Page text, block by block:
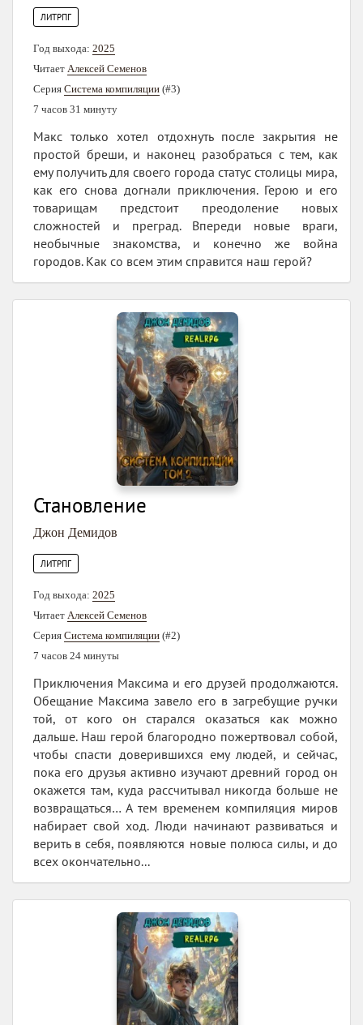
ЛИТРПГ
Год выхода: 2025
Читает Алексей Семенов
Серия Система компиляции (#3)
7 часов 31 минуту
Макс только хотел отдохнуть после закрытия не
простой бреши, и наконец разобраться с тем, как
ему получить для своего города статус столицы мира,
как его снова догнали приключения. Герою и его
товарищам предстоит преодоление новых
сложностей и преград. Впереди новые враги,
необычные знакомства, и конечно же война
городов. Как со всем этим справится наш герой?
Становление
Джон Демидов
ЛИТРПГ
Год выхода: 2025
Читает Алексей Семенов
Серия Система компиляции (#2)
7 часов 24 минуты
Приключения Максима и его друзей продолжаются.
Обещание Максима завело его в загребущие ручки
той, от кого он старался оказаться как можно
дальше. Наш герой благородно пожертвовал собой,
чтобы спасти доверившихся ему людей, и сейчас,
пока его друзья активно изучают древний город он
окажется там, куда рассчитывал никогда больше не
возвращаться… А тем временем компиляция миров
набирает свой ход. Люди начинают развиваться и
верить в себя, появляются новые полюса силы, и до
всех окончательно...